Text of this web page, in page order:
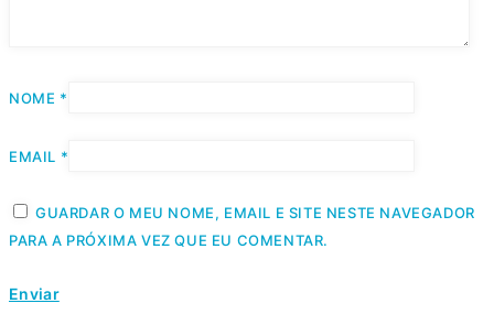
NOME *
EMAIL *
GUARDAR O MEU NOME, EMAIL E SITE NESTE NAVEGADOR
PARA A PRÓXIMA VEZ QUE EU COMENTAR.